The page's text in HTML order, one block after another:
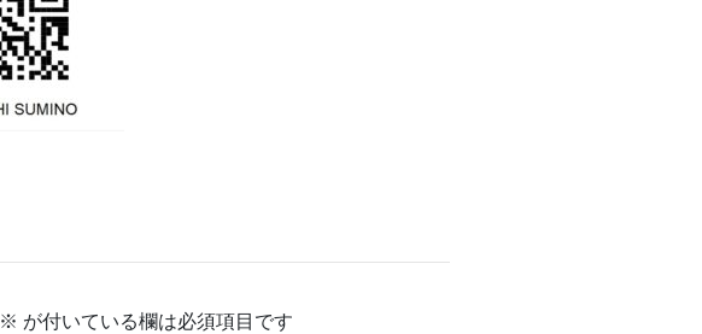
※ が付いている欄は必須項目です